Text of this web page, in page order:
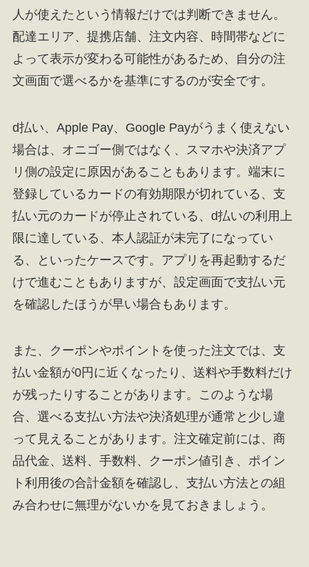
人が使えたという情報だけでは判断できません。
配達エリア、提携店舗、注文内容、時間帯などに
よって表示が変わる可能性があるため、自分の注
文画面で選べるかを基準にするのが安全です。
d払い、Apple Pay、Google Payがうまく使えない
場合は、オニゴー側ではなく、スマホや決済アプ
リ側の設定に原因があることもあります。端末に
登録しているカードの有効期限が切れている、支
払い元のカードが停止されている、d払いの利用上
限に達している、本人認証が未完了になってい
る、といったケースです。アプリを再起動するだ
けで進むこともありますが、設定画面で支払い元
を確認したほうが早い場合もあります。
また、クーポンやポイントを使った注文では、支
払い金額が0円に近くなったり、送料や手数料だけ
が残ったりすることがあります。このような場
合、選べる支払い方法や決済処理が通常と少し違
って見えることがあります。注文確定前には、商
品代金、送料、手数料、クーポン値引き、ポイン
ト利用後の合計金額を確認し、支払い方法との組
み合わせに無理がないかを見ておきましょう。